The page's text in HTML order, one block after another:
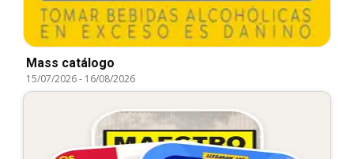
Mass catálogo
15/07/2026- 16/08/2026